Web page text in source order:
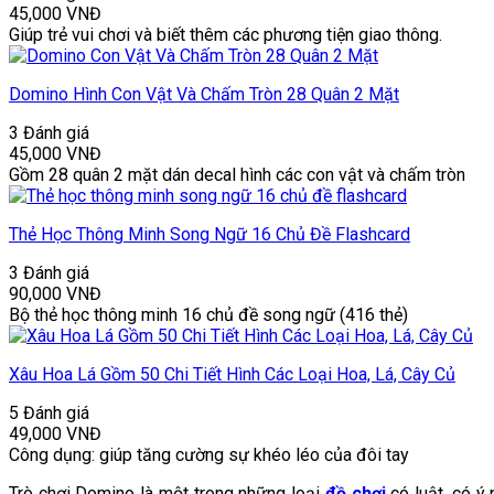
45,000 VNĐ
Giúp trẻ vui chơi và biết thêm các phương tiện giao thông.
Domino Hình Con Vật Và Chấm Tròn 28 Quân 2 Mặt
3 Đánh giá
45,000 VNĐ
Gồm 28 quân 2 mặt dán decal hình các con vật và chấm tròn
Thẻ Học Thông Minh Song Ngữ 16 Chủ Đề Flashcard
3 Đánh giá
90,000 VNĐ
Bộ thẻ học thông minh 16 chủ đề song ngữ (416 thẻ)
Xâu Hoa Lá Gồm 50 Chi Tiết Hình Các Loại Hoa, Lá, Cây Củ
5 Đánh giá
49,000 VNĐ
Công dụng: giúp tăng cường sự khéo léo của đôi tay